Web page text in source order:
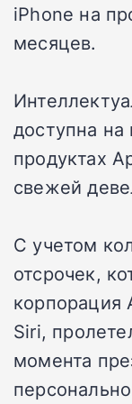
iPhone на
месяцев.
доступна
продуктах
свежей
С учетом
отсрочек,
корпорация
Siri,
момента